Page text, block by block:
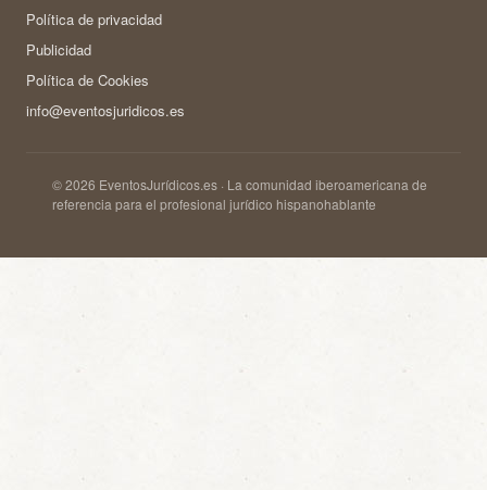
Política de privacidad
Publicidad
Política de Cookies
info@eventosjuridicos.es
© 2026 EventosJurídicos.es · La comunidad iberoamericana de
referencia para el profesional jurídico hispanohablante